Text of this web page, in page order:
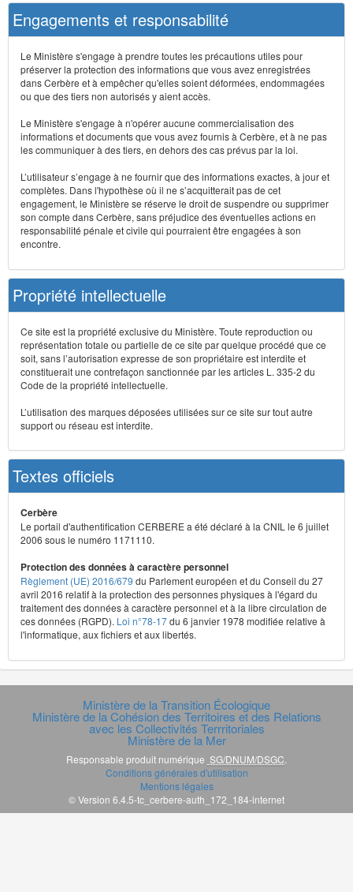
Engagements et responsabilité
Le Ministère s'engage à prendre toutes les précautions utiles pour
préserver la protection des informations que vous avez enregistrées
dans Cerbère et à empêcher qu'elles soient déformées, endommagées
ou que des tiers non autorisés y aient accès.
Le Ministère s'engage à n'opérer aucune commercialisation des
informations et documents que vous avez fournis à Cerbère, et à ne pas
les communiquer à des tiers, en dehors des cas prévus par la loi.
L’utilisateur s’engage à ne fournir que des informations exactes, à jour et
complètes. Dans l'hypothèse où il ne s’acquitterait pas de cet
engagement, le Ministère se réserve le droit de suspendre ou supprimer
son compte dans Cerbère, sans préjudice des éventuelles actions en
responsabilité pénale et civile qui pourraient être engagées à son
encontre.
Propriété intellectuelle
Ce site est la propriété exclusive du Ministère. Toute reproduction ou
représentation totale ou partielle de ce site par quelque procédé que ce
soit, sans l’autorisation expresse de son propriétaire est interdite et
constituerait une contrefaçon sanctionnée par les articles L. 335-2 du
Code de la propriété intellectuelle.
L’utilisation des marques déposées utilisées sur ce site sur tout autre
support ou réseau est interdite.
Textes officiels
Cerbère
Le portail d'authentification CERBERE a été déclaré à la CNIL le 6 juillet
2006 sous le numéro 1171110.
Protection des données à caractère personnel
Règlement (UE) 2016/679 du Parlement européen et du Conseil du 27
avril 2016 relatif à la protection des personnes physiques à l'égard du
traitement des données à caractère personnel et à la libre circulation de
ces données (RGPD). Loi n°78-17du 6 janvier 1978 modifiée relative à
l'informatique, aux fichiers et aux libertés.
Ministère de la Transition Écologique
Ministère de la Cohésion des Territoires et des Relations
avec les Collectivités Terrritoriales
Ministère de la Mer
Responsable produit numérique SG/DNUM/DSGC
Conditions générales d'utilisation
Mentions légales
© Version 6.4.5-tc_cerbere-auth_172_184-internet